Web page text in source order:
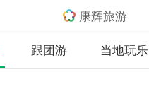
康辉旅游
跟团游 当地玩乐